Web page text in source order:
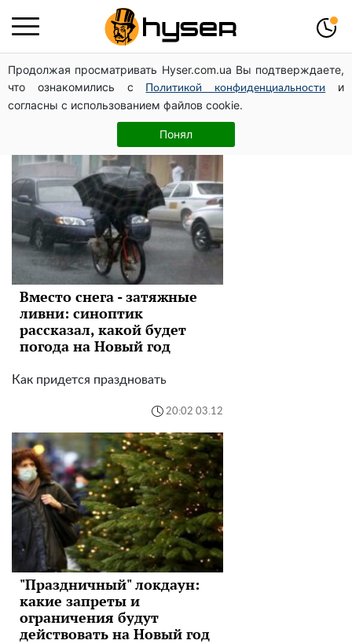
Продолжая просматривать Hyser.com.ua Вы подтверждаете,
что ознакомились с
Политикой конфиденциальности
и
согласны с использованием файлов cookie.
Понял
новый год
Вместо снега - затяжные
ливни: синоптик
рассказал, какой будет
погода на Новый год
Как придется праздновать
20:02 03.12
"Праздничный" локдаун:
какие запреты и
ограничения будут
действовать на Новый год